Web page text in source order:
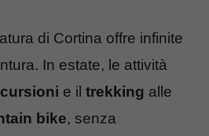
di Cortina offre infinite
In estate, le attività
e il trekking alle
bike, senza